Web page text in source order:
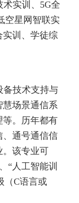
实训、 5G全
空星网智联实
实训、学徒综
备技术支持与
慧场景通信系
。
历年都有
、通号通信信
该专业可
“人工智能训
（C语言或‌